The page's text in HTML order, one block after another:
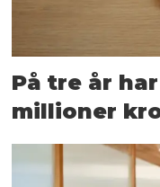
På tre år
millioner